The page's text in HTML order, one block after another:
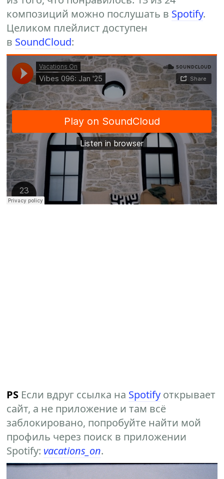
композиций можно послушать в Spotify.
Целиком плейлист доступен
в SoundCloud:
PS Если вдруг ссылка на Spotify открывает
сайт, а не приложение и там всё
заблокировано, попробуйте найти мой
профиль через поиск в приложении
Spotify: vacations_on.